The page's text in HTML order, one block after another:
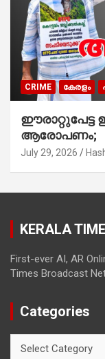
CRIME കേരളം
ഈരാറ്റുപേട്ട
ആരോപണം;
July 29, 2026
KERALA
First-ever AI, AR
Times Broadcast
Categories